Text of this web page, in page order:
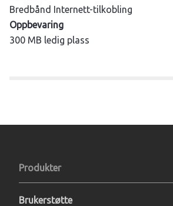
Bredbånd Internett-tilkobling
Oppbevaring
300 MB ledig plass
Produkter
Brukerstøtte